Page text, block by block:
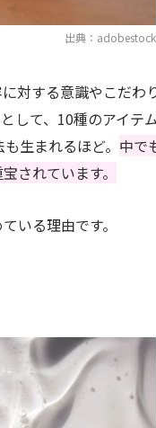
出典：adobestock
対する意識やこだわ
して、10種のアイテ
生まれるほど。 中で
されています。
いる理由です。